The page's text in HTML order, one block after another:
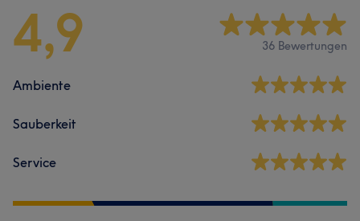
4,9 36 Bewertungen
Ambiente
Sauberkeit
Service